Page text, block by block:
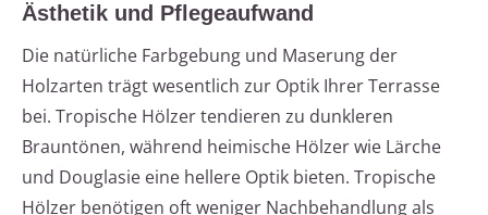
Ästhetik und Pflegeaufwand
Die natürliche Farbgebung und Maserung der
Holzarten trägt wesentlich zur Optik Ihrer Terrasse
bei. Tropische Hölzer tendieren zu dunkleren
Brauntönen, während heimische Hölzer wie Lärche
und Douglasie eine hellere Optik bieten. Tropische
Hölzer benötigen oft weniger Nachbehandlung als